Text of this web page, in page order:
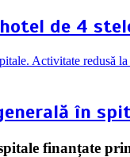
de 4
în
finanțate